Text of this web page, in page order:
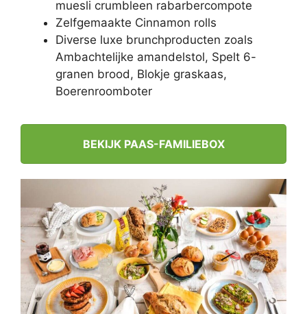
muesli crumbleen rabarbercompote
Zelfgemaakte Cinnamon rolls
Diverse luxe brunchproducten zoals
Ambachtelijke amandelstol, Spelt 6-
granen brood, Blokje graskaas,
Boerenroomboter
BEKIJK PAAS-FAMILIEBOX